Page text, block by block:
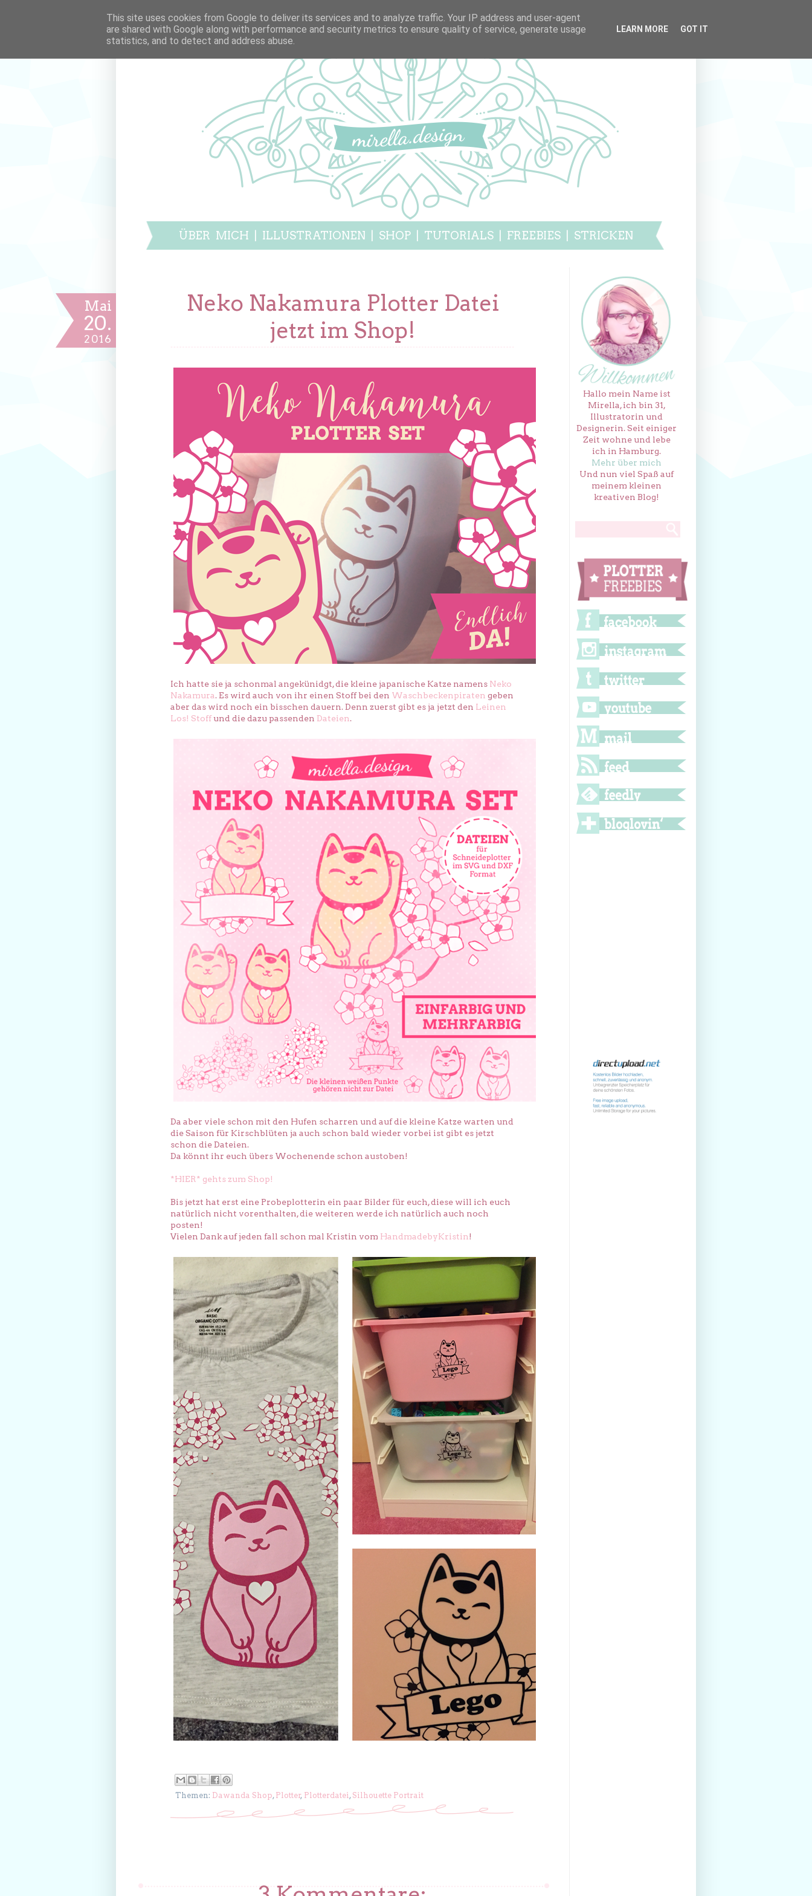
ÜBER MICH ILLUSTRATIONEN SHOP TUTORIALS FREEBIES STRICKEN
Mai
20.
2016
Neko Nakamura Plotter Datei
jetzt im Shop!
Ich hatte sie ja schonmal angekünidgt, die kleine japanische Katze namens Neko
Nakamura. Es wird auch von ihr einen Stoff bei den Waschbeckenpiraten geben
aber das wird noch ein bisschen dauern. Denn zuerst gibt es ja jetzt den Leinen
Los! Stoffund die dazu passenden Dateien.
Da aber viele schon mit den Hufen scharren und auf die kleine Katze warten und
die Saison für Kirschblüten ja auch schon bald wieder vorbei ist gibt es jetzt
schon die Dateien.
Da könnt ihr euch übers Wochenende schon austoben!
*HIER* gehts zum Shop!
Bis jetzt hat erst eine Probeplotterin ein paar Bilder für euch, diese will ich euch
natürlich nicht vorenthalten, die weiteren werde ich natürlich auch noch
posten!
Vielen Dank auf jeden fall schon mal Kristin vom HandmadebyKristin!
Themen: Dawanda Shop, Plotter, Plotterdatei, Silhouette Portrait
Hallo mein Name ist
Mirella, ich bin 31,
Illustratorin und
Designerin. Seit einiger
Zeit wohne und lebe
ich in Hamburg.
Mehr über mich
Und nun viel Spaß auf
meinem kleinen
kreativen Blog!
This site uses cookies from Google to deliver its services and to analyze traffic. Your IP address and user-agent
are shared with Google along with performance and security metrics to ensure quality of service, generate usage
statistics, and to detect and address abuse.
LEARN MORE GOT IT